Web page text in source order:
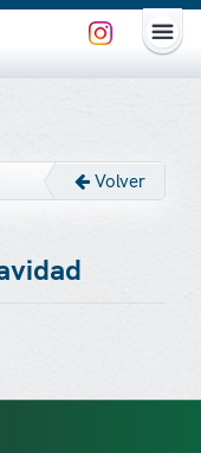
Volver